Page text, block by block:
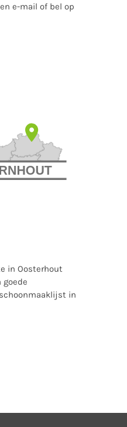
e-mail of bel op
in Oosterhout
in